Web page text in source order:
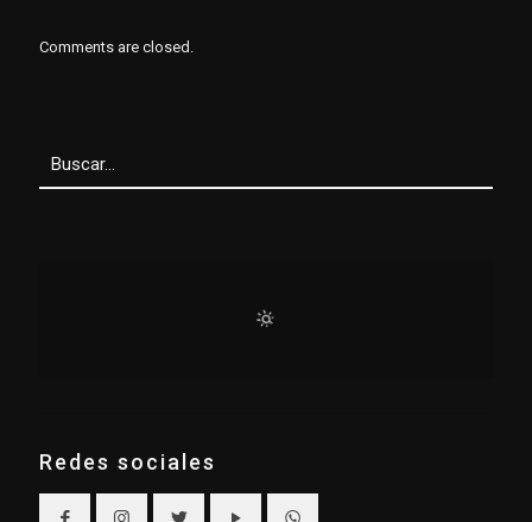
Comments are closed.
Redes sociales